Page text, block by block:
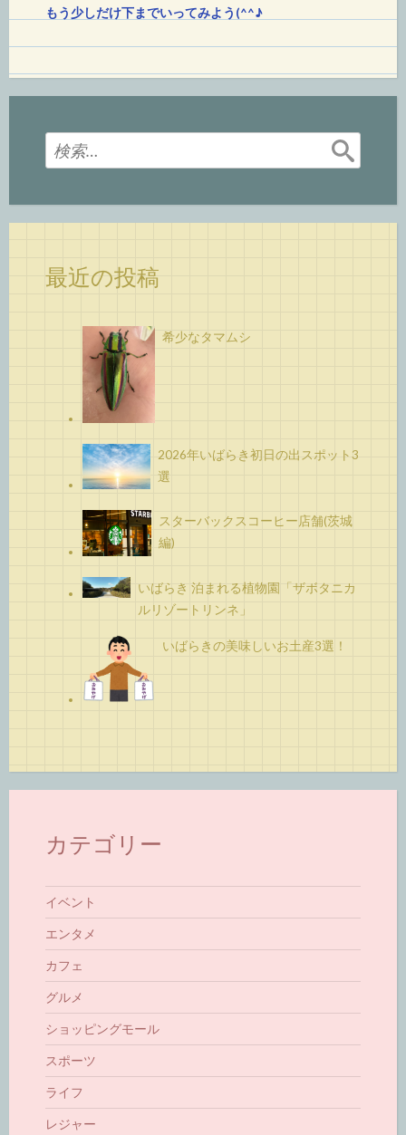
もう少しだけ下までいってみよう(^^♪
索:
最近の投稿
希少なタマムシ
2026年いばらき初日の出スポット3
選
スターバックスコーヒー店舗(茨城
編)
いばらき 泊まれる植物園「ザボタニカ
ルリゾートリンネ」
いばらきの美味しいお土産3選！
カテゴリー
イベント
エンタメ
カフェ
グルメ
ショッピングモール
スポーツ
ライフ
レジャー